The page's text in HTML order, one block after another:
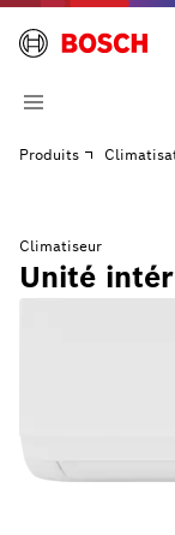
Produits
Climatiseur
Unité